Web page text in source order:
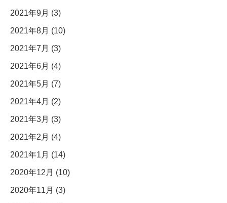
2021年9月 (3)
2021年8月 (10)
2021年7月 (3)
2021年6月 (4)
2021年5月 (7)
2021年4月 (2)
2021年3月 (3)
2021年2月 (4)
2021年1月 (14)
2020年12月 (10)
2020年11月 (3)